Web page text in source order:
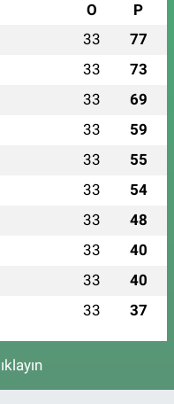
O P
33 77
33 73
33 69
33 59
33 55
33 54
33 48
33 40
33 40
33 37